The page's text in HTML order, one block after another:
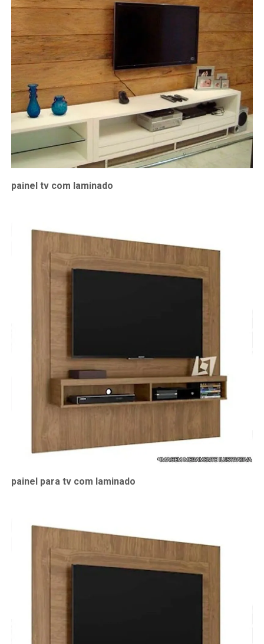
painel tv com laminado
painel para tv com laminado